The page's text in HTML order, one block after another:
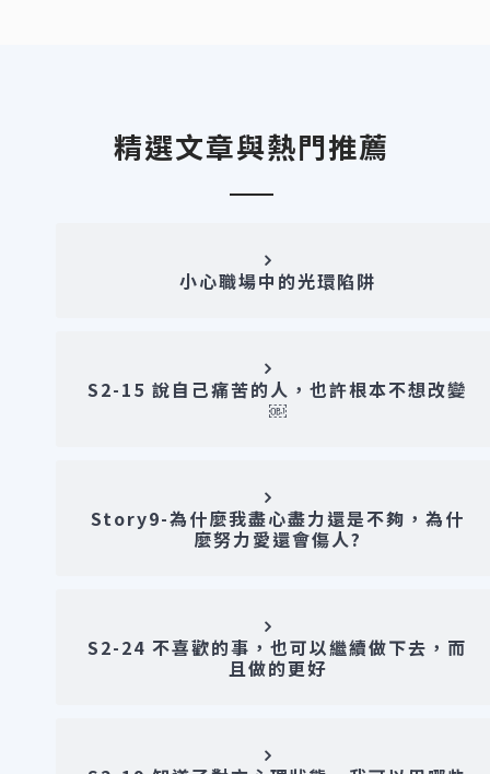
精選文章與熱門推薦
小心職場中的光環陷阱
S2-15 說自己痛苦的人，也許根本不想改變
￼
Story9-為什麼我盡心盡力還是不夠，為什
麼努力愛還會傷人?
S2-24 不喜歡的事，也可以繼續做下去，而
且做的更好